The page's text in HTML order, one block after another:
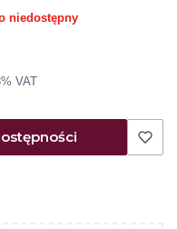
niedostępny
VAT
VAT